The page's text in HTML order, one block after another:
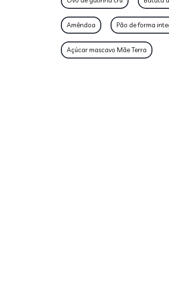
Amêndoa Pão de forma
Açúcar mascavo Mãe Terra